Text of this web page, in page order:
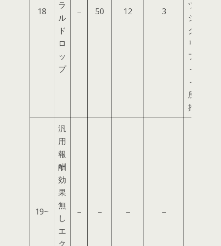
18
ラ
ル
ド
ロ
ッ
プ
– 50 12 3
ツ
ジ
ク
リ
フ
＋
＋
所
持
19~
汎
用
報
酬
効
果
無
し
エ
ク
– – – –